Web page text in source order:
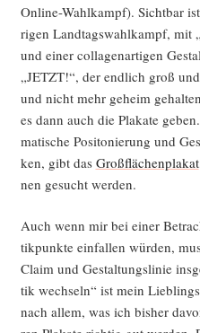
Online-Wahl­kampf). Sicht­bar
ri­gen Land­tags­wahl­kampf, mit
und einer col­la­gen­ar­ti­gen
„JETZT!“, der end­lich groß
und nicht mehr geheim
es dann auch die Pla­ka­te
ma­ti­sche Posi­to­nie­rung und
ken, gibt das Groß­flä­chen­pla­kat
nen gesucht werden.
Auch wenn mir bei einer
tik­punk­te ein­fal­len wür­den,
Cla­im und Gestal­tungs­li­nie
tik wech­seln“ ist mein
nach allem, was ich bis­her